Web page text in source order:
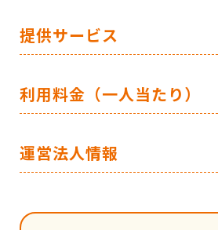
提供サービス
利用料金（一人当たり）
運営法人情報